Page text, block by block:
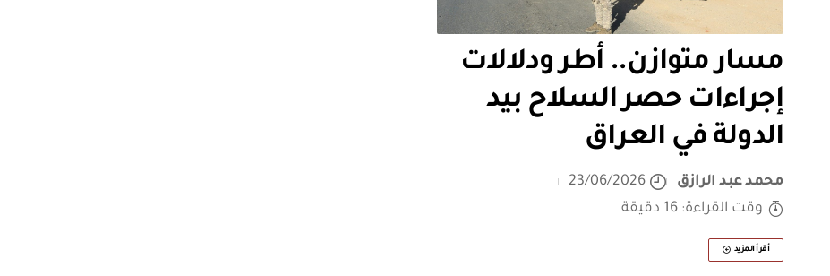
مسار متوازن.. أطر ودلالات
إجراءات حصر السلاح بيد
الدولة في العراق
محمد عبد الرازق
23/06/2026
وقت القراءة: 16 دقيقة
أقرأ المزيد